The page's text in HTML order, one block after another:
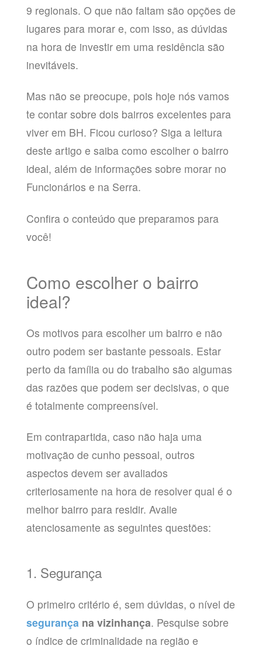
9 regionais. O que não faltam são opções de
lugares para morar e, com isso, as dúvidas
na hora de investir em uma residência são
inevitáveis.
Mas não se preocupe, pois hoje nós vamos
te contar sobre dois bairros excelentes para
viver em BH. Ficou curioso? Siga a leitura
deste artigo e saiba como escolher o bairro
ideal, além de informações sobre morar no
Funcionários e na Serra.
Confira o conteúdo que preparamos para
você!
Como escolher o bairro
ideal?
Os motivos para escolher um bairro e não
outro podem ser bastante pessoais. Estar
perto da família ou do trabalho são algumas
das razões que podem ser decisivas, o que
é totalmente compreensível.
Em contrapartida, caso não haja uma
motivação de cunho pessoal, outros
aspectos devem ser avaliados
criteriosamente na hora de resolver qual é o
melhor bairro para residir. Avalie
atenciosamente as seguintes questões:
1. Segurança
O primeiro critério é, sem dúvidas, o nível de
segurança na vizinhança. Pesquise sobre
o índice de criminalidade na região e